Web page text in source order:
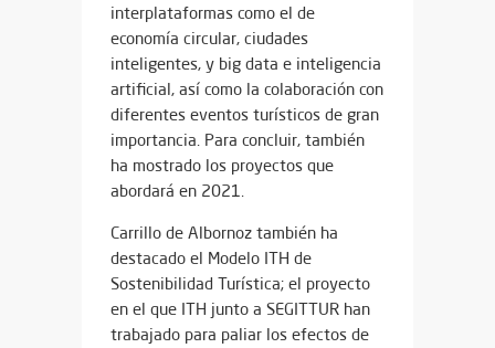
interplataformas como el de
economía circular, ciudades
inteligentes, y big data e inteligencia
artificial, así como la colaboración con
diferentes eventos turísticos de gran
importancia. Para concluir, también
ha mostrado los proyectos que
abordará en 2021.
Carrillo de Albornoz también ha
destacado el Modelo ITH de
Sostenibilidad Turística; el proyecto
en el que ITH junto a SEGITTUR han
trabajado para paliar los efectos de